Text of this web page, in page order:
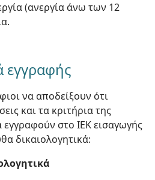
(ανεργία άνω των 12
εγγραφής
να αποδείξουν ότι
και τα κριτήρια της
στο ΙΕΚ εισαγωγής
δικαιολογητικά: